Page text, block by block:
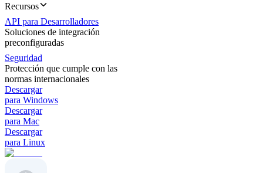
Recursos
API para Desarrolladores
Soluciones de integración
preconfiguradas
Seguridad
Protección que cumple con las
normas internacionales
Descargar
para Windows
Descargar
para Mac
Descargar
para Linux